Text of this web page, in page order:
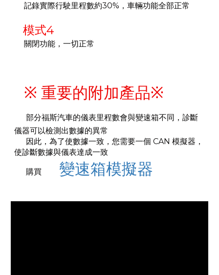
記錄實際行駛里程數約30%，車輛功能全部正常
模式4
關閉功能，一切正常
※ 重要的附加產品※
部分福斯汽車的儀表里程數會與變速箱不同，診斷
儀器可以檢測出數據的異常
因此，為了使數據一致，您需要一個 CAN 模擬器，
使診斷數據與儀表達成一致
購買 變速箱模擬器